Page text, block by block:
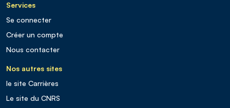
Services
Se connecter
Créer un compte
Nous contacter
Nos autres sites
le site Carrières
Le site du CNRS